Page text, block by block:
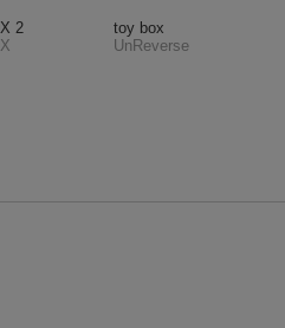
2
toy box
UnReverse